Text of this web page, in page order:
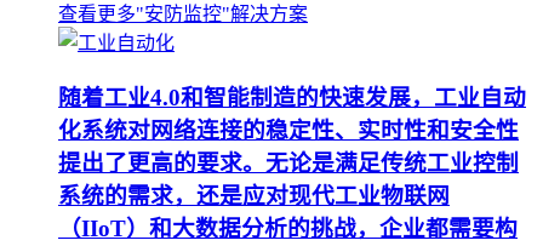
查看更多"安防监控"解决方案
随着工业4.0和智能制造的快速发展，工业自动
化系统对网络连接的稳定性、实时性和安全性
提出了更高的要求。无论是满足传统工业控制
系统的需求，还是应对现代工业物联网
（IIoT）和大数据分析的挑战，企业都需要构